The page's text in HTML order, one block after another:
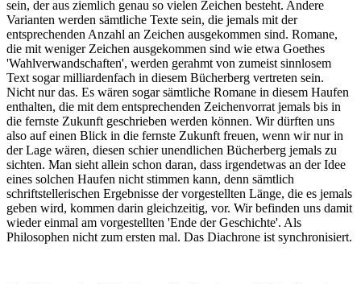
sein, der aus ziemlich genau so vielen Zeichen besteht. Andere
Varianten werden sämtliche Texte sein, die jemals mit der
entsprechenden Anzahl an Zeichen ausgekommen sind. Romane,
die mit weniger Zeichen ausgekommen sind wie etwa Goethes
'Wahlverwandschaften', werden gerahmt von zumeist sinnlosem
Text sogar milliardenfach in diesem Bücherberg vertreten sein.
Nicht nur das. Es wären sogar sämtliche Romane in diesem Haufen
enthalten, die mit dem entsprechenden Zeichenvorrat jemals bis in
die fernste Zukunft geschrieben werden können. Wir dürften uns
also auf einen Blick in die fernste Zukunft freuen, wenn wir nur in
der Lage wären, diesen schier unendlichen Bücherberg jemals zu
sichten. Man sieht allein schon daran, dass irgendetwas an der Idee
eines solchen Haufen nicht stimmen kann, denn sämtlich
schriftstellerischen Ergebnisse der vorgestellten Länge, die es jemals
geben wird, kommen darin gleichzeitig, vor. Wir befinden uns damit
wieder einmal am vorgestellten 'Ende der Geschichte'. Als
Philosophen nicht zum ersten mal. Das Diachrone ist synchronisiert.